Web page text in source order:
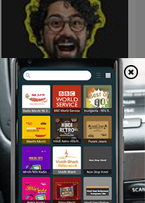
Whyfal (व्हायफळ) a Marathi
Podcast